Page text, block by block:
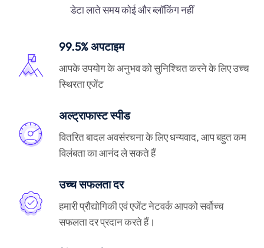
डेटा लाते समय कोई और ब्लॉकिंग नहीं
99.5% अपटाइम
आपके उपयोग के अनुभव को सुनिश्चित करने के लिए उच्च
स्थिरता एजेंट
अल्ट्राफास्ट स्पीड
वितरित बादल अवसंरचना के लिए धन्यवाद, आप बहुत कम
विलंबता का आनंद ले सकते हैं
उच्च सफलता दर
हमारी प्रौद्योगिकी एवं एजेंट नेटवर्क आपको सर्वोच्च
सफलता दर प्रदान करते हैं।